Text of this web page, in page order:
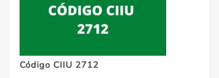
Código CIIU 2712